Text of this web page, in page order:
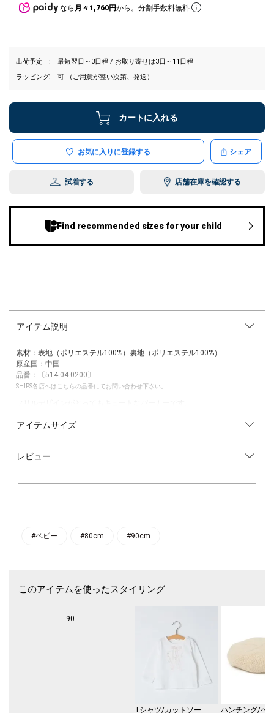
なら 月々1,760円から。分割手数料無料
出荷予定
最短翌日～3日程 / お取り寄せは3日～11日程
ラッピング
可 （ご用意が整い次第、発送）
カートに入れる
お気に入りに登録する シェア
試着する 店舗在庫を確認する
Find recommended sizes for your child
アイテム説明
素材：表地（ポリエステル100%）裏地（ポリエステル100%）
原産国：中国
品番：〔514-04-0200〕
SHIPS各店へはこちらの品番にてお問い合わせ下さい。
ました。
胸元のラメ入りロゴ刺繍もさりげないポイントです♪
するアイテムです。
アイテムサイズ
レビュー
#ベビー #80cm #90cm
このアイテムを使ったスタイリング
90
Tシャツ/カットソー